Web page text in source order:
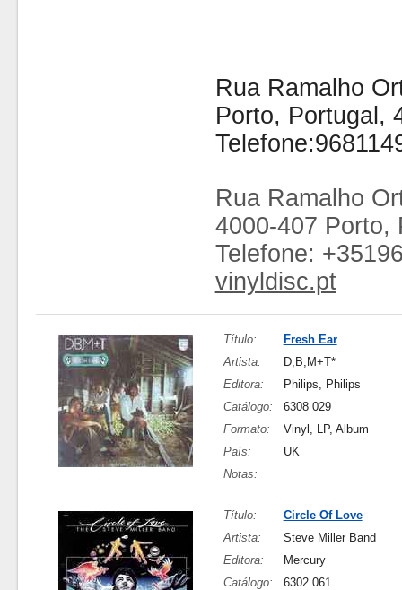
Rua Ramalho
Porto, Portugal,
Rua Ramalho
4000-407 Porto,
Telefone:
vinyldisc.pt
Título:
Fresh Ear
Artista:
D,B,M+T*
Editora:
Philips, Philips
Catálogo:
6308 029
Formato:
Vinyl, LP, Album
País:
UK
Notas:
Título:
Circle Of Love
Artista:
Steve Miller Band
Editora:
Mercury
Catálogo:
6302 061